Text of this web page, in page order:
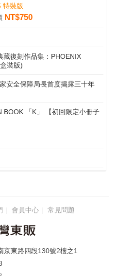
特裝版
NT$750
藏復刻作品集：PHOENIX
裝版)
安全保障局長首度揭露三十年
BOOK 「K」 【初回限定小冊子
會員中心 常見問題
京東路四段130號2樓之1